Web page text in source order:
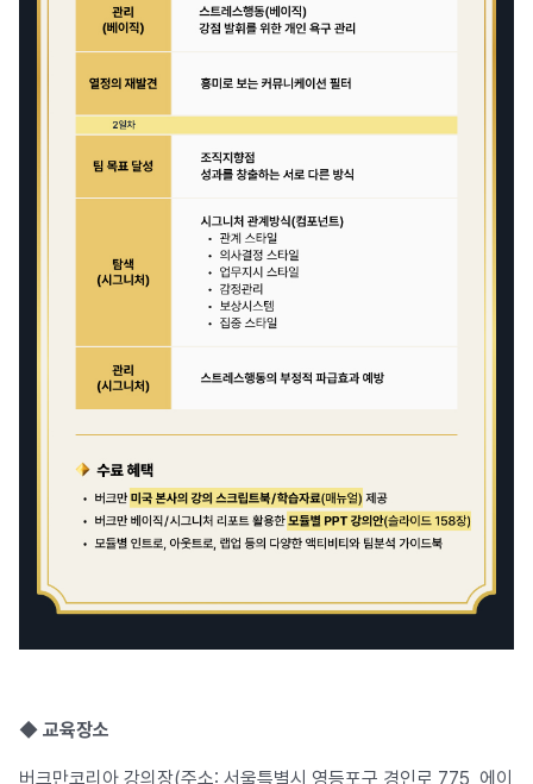
◆ 교육장소
버크만코리아 강의장(주소: 서울특별시 영등포구 경인로 775, 에이